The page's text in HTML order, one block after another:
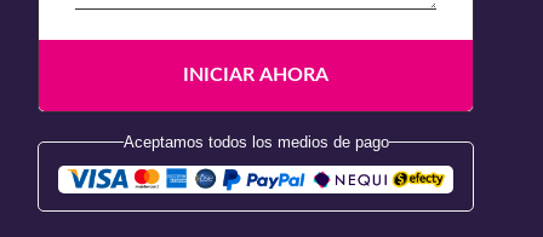
Aceptamos todos los medios de pago